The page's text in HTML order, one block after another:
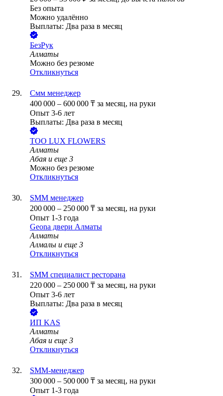
Без опыта
Можно удалённо
Выплаты: Два раза в месяц
БезРук
Алматы
Можно без резюме
Откликнуться
Смм менеджер
400 000 – 600 000 ₸ за месяц, на руки
Опыт 3-6 лет
Выплаты: Два раза в месяц
ТОО LUX FLOWERS
Алматы
Абая и еще 3
Можно без резюме
Откликнуться
SMM менеджер
200 000 – 250 000 ₸ за месяц, на руки
Опыт 1-3 года
Geona двери Алматы
Алматы
Алмалы и еще 3
Откликнуться
SMM специалист ресторана
220 000 – 250 000 ₸ за месяц, на руки
Опыт 3-6 лет
Выплаты: Два раза в месяц
ИП KAS
Алматы
Абая и еще 3
Откликнуться
SMM-менеджер
300 000 – 500 000 ₸ за месяц, на руки
Опыт 1-3 года